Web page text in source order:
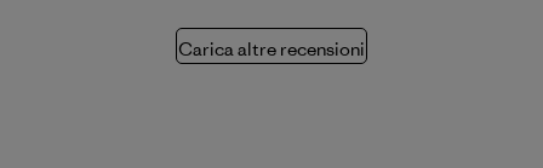
Carica altre recensioni